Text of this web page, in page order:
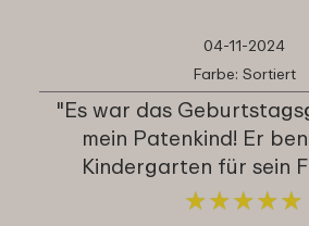
04-11-2024
Farbe: Sortiert
"Es war das
mein Patenkind! Er
Kindergarten für sein
★★★★★
★★★★★